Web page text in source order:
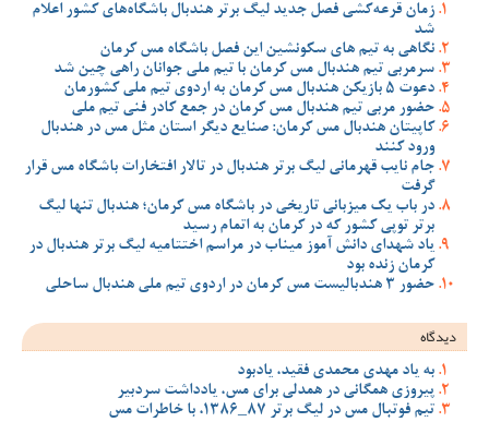
زمان قرعه‌کشی فصل جدید لیگ برتر هندبال باشگاه‌های کشور اعلام
شد
نگاهی به تیم های سکونشین این فصل باشگاه مس کرمان
سرمربی تیم هندبال مس کرمان با تیم ملی جوانان راهی چین شد
دعوت 5 بازیکن هندبال مس کرمان به اردوی تیم ملی کشورمان
حضور مربی تیم هندبال مس کرمان در جمع کادر فنی تیم ملی
کاپیتان هندبال مس کرمان: صنایع دیگر استان مثل مس در هندبال
ورود کنند
جام نایب قهرمانی لیگ برتر هندبال در تالار افتخارات باشگاه مس قرار
گرفت
در باب یک میزبانی تاریخی در باشگاه مس کرمان؛ هندبال تنها لیگ
برتر توپی کشور که در کرمان به اتمام رسید
یاد شهدای دانش آموز میناب در مراسم اختتامیه لیگ برتر هندبال در
کرمان زنده بود
حضور 3 هندبالیست مس کرمان در اردوی تیم ملی هندبال ساحلی
دیدگاه
به یاد مهدی محمدی فقید، یادبود
پیروزی همگانی در همدلی برای مس، یادداشت سردبیر
تیم فوتبال مس در لیگ برتر 87_1386، با خاطرات مس